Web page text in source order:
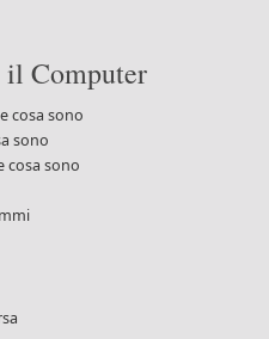
Computer
cosa sono
sono
cosa sono